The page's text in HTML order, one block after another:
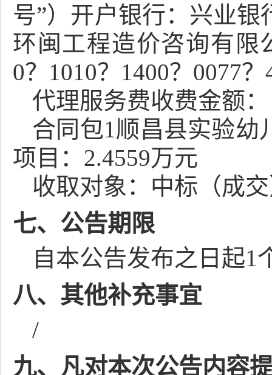
号”）开户银行：兴业
环闽工程造价咨询有限
0？1010？1400？0077？
代理服务费收费金额：
合同包1顺昌县实验幼
项目：2.4559万元
收取对象：中标（成
七、公告期限
自本公告发布之日起1
八、其他补充事宜
/
九、凡对本次公告内容